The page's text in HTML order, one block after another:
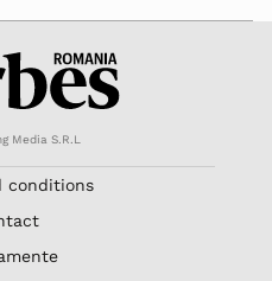
Media S.R.L
conditions